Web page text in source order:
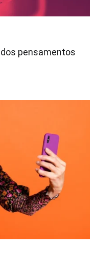
pensamentos